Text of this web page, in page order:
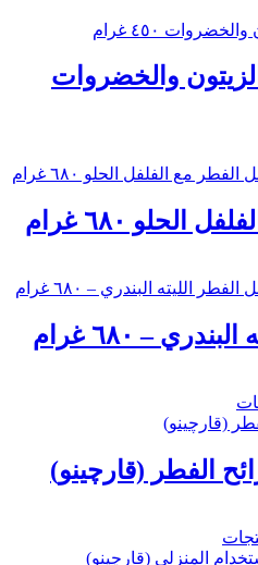
والخضروات
٦٨٠ غرام
– ٦٨٠ غرام